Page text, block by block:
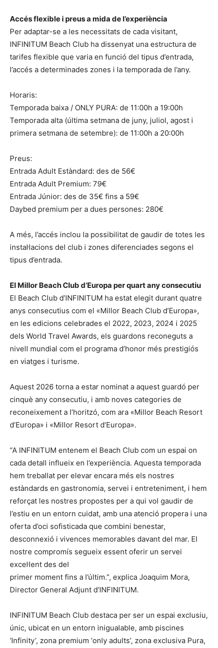
Accés flexible i preus a mida de l’experiència
Per adaptar-se a les necessitats de cada visitant,
INFINITUM Beach Club ha dissenyat una estructura de
tarifes flexible que varia en funció del tipus d’entrada,
l’accés a determinades zones i la temporada de l’any.
Horaris:
Temporada baixa / ONLY PURA: de 11:00h a 19:00h
Temporada alta (última setmana de juny, juliol, agost i
primera setmana de setembre): de 11:00h a 20:00h
Preus:
Entrada Adult Estàndard: des de 56€
Entrada Adult Premium: 79€
Entrada Júnior: des de 35€ fins a 59€
Daybed premium per a dues persones: 280€
A més, l’accés inclou la possibilitat de gaudir de totes les
instal·lacions del club i zones diferenciades segons el
tipus d’entrada.
El Millor Beach Club d’Europa per quart any consecutiu
El Beach Club d’INFINITUM ha estat elegit durant quatre
anys consecutius com el «Millor Beach Club d’Europa»,
en les edicions celebrades el 2022, 2023, 2024 i 2025
dels World Travel Awards, els guardons reconeguts a
nivell mundial com el programa d’honor més prestigiós
en viatges i turisme.
Aquest 2026 torna a estar nominat a aquest guardó per
cinquè any consecutiu, i amb noves categories de
reconeixement a l’horitzó, com ara «Millor Beach Resort
d’Europa» i «Millor Resort d’Europa».
“A INFINITUM entenem el Beach Club com un espai on
cada detall influeix en l’experiència. Aquesta temporada
hem treballat per elevar encara més els nostres
estàndards en gastronomia, servei i entreteniment, i hem
reforçat les nostres propostes per a qui vol gaudir de
l’estiu en un entorn cuidat, amb una atenció propera i una
oferta d’oci sofisticada que combini benestar,
desconnexió i vivences memorables davant del mar. El
nostre compromís segueix essent oferir un servei
excel·lent des del
primer moment fins a l’últim.”, explica Joaquim Mora,
Director General Adjunt d’INFINITUM.
INFINITUM Beach Club destaca per ser un espai exclusiu,
únic, ubicat en un entorn inigualable, amb piscines
‘Infinity’, zona premium ‘only adults’, zona exclusiva Pura,